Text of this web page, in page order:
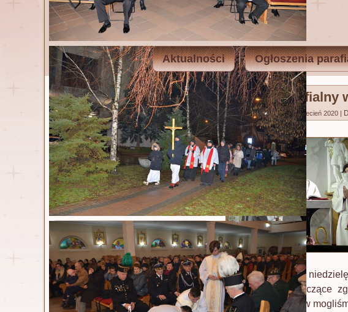
Aktualności Ogłoszenia
Parafia
Msze św. i nabożeństwa
Duszpasterze
Kancelaria
Historia
Parafia w statystyce
Nasz kościół
Dokumenty
Standardy ochrony małoletnich
Zespół ds. prewencji
Osoby włączone w
duszpasterstwo
Odpust parafialny
Opublikowano: 24 kwiecień 2020 |
obchodziliśmy w
ograniczenia dotyczące
Telewizję Serbinów